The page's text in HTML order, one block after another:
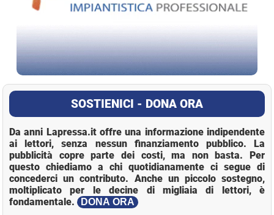
SOSTIENICI - DONA ORA
Da anni Lapressa.it offre una informazione indipendente
ai lettori, senza nessun finanziamento pubblico. La
pubblicità copre parte dei costi, ma non basta. Per
questo chiediamo a chi quotidianamente ci segue di
concederci un contributo. Anche un piccolo sostegno,
moltiplicato per le decine di migliaia di lettori, è
fondamentale.
DONA ORA